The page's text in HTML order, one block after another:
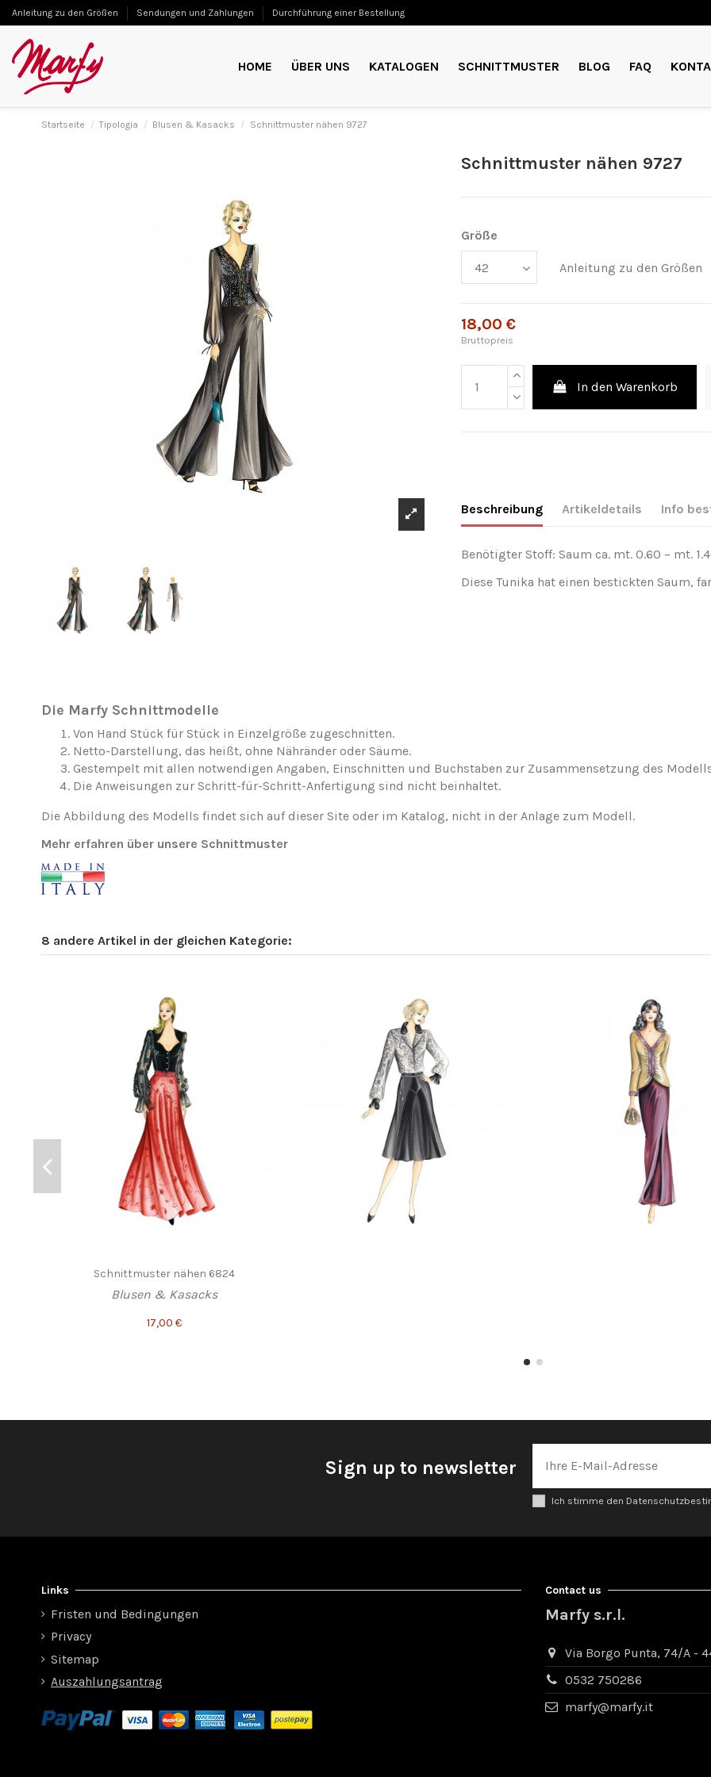
Anleitung zu den Größen Sendungen und Zahlungen Durchführung einer Bestellung
HOME ÜBER UNS KATALOGEN SCHNITTMUSTER BLOG FAQ
Startseite Tipologia Blusen & Kasacks Schnittmuster nähen 9727
Schnittmuster nähen 9727
Größe
Anleitung zu den Größen
18,00 €
Bruttopreis
In den Warenkorb
Beschreibung Artikeldetails Info
Benötigter Stoff: Saum ca. mt. 0.60 – mt.
Diese Tunika hat einen bestickten Saum,
Die Marfy Schnittmodelle
Von Hand Stück für Stück in Einzelgröße zugeschnitten.
Netto-Darstellung, das heißt, ohne Nähränder oder Säume.
Gestempelt mit allen notwendigen Angaben, Einschnitten und Buchstaben zur Zusammensetzung des
Die Anweisungen zur Schritt-für-Schritt-Anfertigung sind nicht beinhaltet.
Die Abbildung des Modells findet sich auf dieser Site oder im Katalog, nicht in der Anlage zum Modell.
Mehr erfahren über unsere Schnittmuster
8 andere Artikel in der gleichen Kategorie:
Schnittmuster nähen 6824
Blusen & Kasacks
17,00 €
Sign up to newsletter
Ich stimme den
Links
Fristen und Bedingungen
Privacy
Sitemap
Auszahlungsantrag
Contact us
Marfy s.r.l.
Via Borgo Punta, 74/A -
0532 750286
marfy@marfy.it